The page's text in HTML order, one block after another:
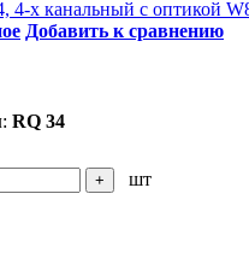
Добавить к сравнению
RQ 34
шт